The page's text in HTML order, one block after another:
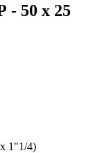
- 50 х 25
1"1/4)